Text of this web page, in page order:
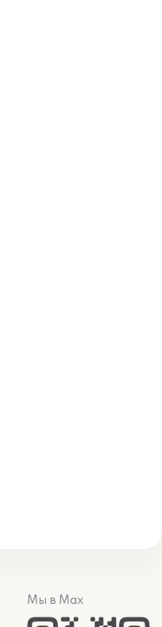
Мы в Max